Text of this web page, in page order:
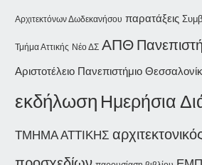
Αρχιτεκτόνων Δωδεκανήσου παρατάξεις
Τμήμα Αττικής Νέο ΔΣ ΑΠΘ
Αριστοτέλειο Πανεπιστήμιο
εκδήλωση Ημερήσια
ΤΜΗΜΑ ΑΤΤΙΚΗΣ